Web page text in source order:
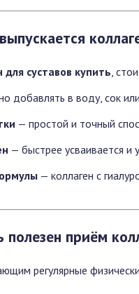
для суставов купить ,
добавлять в воду, сок
— простой и точный
— быстрее усваивается и
— коллаген с
приём
регулярные